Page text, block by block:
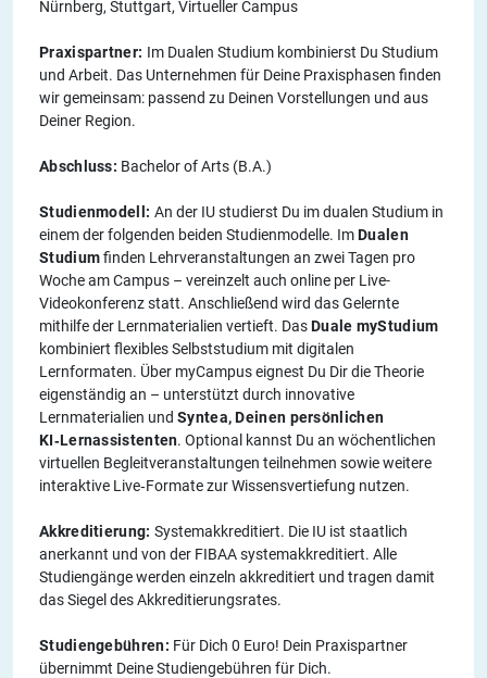
Nürnberg, Stuttgart, Virtueller Campus
Praxispartner: Im Dualen Studium kombinierst Du Studium
und Arbeit. Das Unternehmen für Deine Praxisphasen finden
wir gemeinsam: passend zu Deinen Vorstellungen und aus
Deiner Region.
Abschluss: Bachelor of Arts (B.A.)
Studienmodell: An der IU studierst Du im dualen Studium in
einem der folgenden beiden Studienmodelle. ImDualen
Studiumfinden Lehrveranstaltungen an zwei Tagen pro
Woche am Campus – vereinzelt auch online per Live-
Videokonferenz statt. Anschließend wird das Gelernte
mithilfe der Lernmaterialien vertieft. DasDuale myStudium
kombiniert flexibles Selbststudium mit digitalen
Lernformaten. Über myCampus eignest Du Dir die Theorie
eigenständig an – unterstützt durch innovative
Lernmaterialien und Syntea, Deinen persönlichen
KI‑Lernassistenten. Optional kannst Du an wöchentlichen
virtuellen Begleitveranstaltungen teilnehmen sowie weitere
interaktive Live‑Formate zur Wissensvertiefung nutzen.
Akkreditierung: Systemakkreditiert. Die IU ist staatlich
anerkannt und von der FIBAA systemakkreditiert. Alle
Studiengänge werden einzeln akkreditiert und tragen damit
das Siegel des Akkreditierungsrates.
Studiengebühren: Für Dich 0 Euro! Dein Praxispartner
übernimmt Deine Studiengebühren für Dich.